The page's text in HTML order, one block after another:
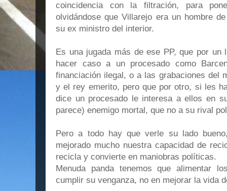
coincidencia con la filtración, para
olvidándose que Villarejo era un hombre
su ex ministro del interior.
Es una jugada más de ese PP, que por un
hacer caso a un procesado como
financiación ilegal, o a las grabaciones del
y el rey emerito, pero que por otro, si les
dice un procesado le interesa a ellos en
parece) enemigo mortal, que no a su rival
Pero a todo hay que verle su lado
mejorado mucho nuestra capacidad de
recicla y convierte en maniobras políticas.
Menuda panda tenemos que alimentar
cumplir su venganza, no en mejorar la vida